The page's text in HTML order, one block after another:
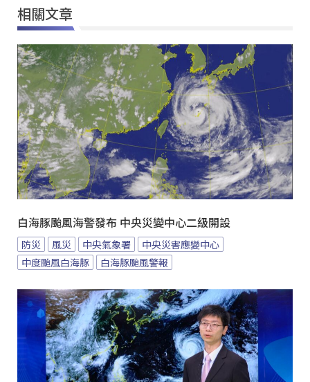
相關文章
白海豚颱風海警發布 中央災變中心二級開設
防災 風災 中央氣象署
中央災害應變中心
中度颱風白海豚
白海豚颱風警報